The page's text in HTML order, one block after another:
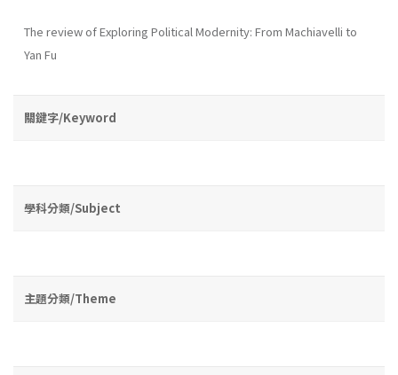
The review of Exploring Political Modernity: From Machiavelli to
Yan Fu
關鍵字/Keyword
學科分類/Subject
主題分類/Theme